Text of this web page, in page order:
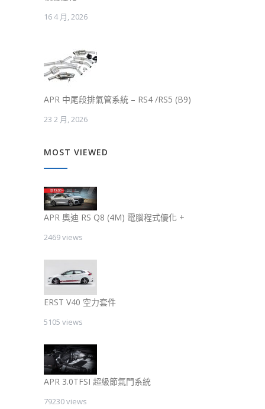
16 4 月, 2026
APR 中尾段排氣管系統 – RS4 /RS5 (B9)
23 2 月, 2026
MOST VIEWED
APR 奧迪 RS Q8 (4M) 電腦程式優化 +
2469 views
ERST V40 空力套件
5105 views
APR 3.0TFSI 超級節氣門系統
79230 views